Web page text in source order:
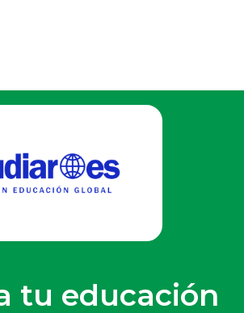
tu educación